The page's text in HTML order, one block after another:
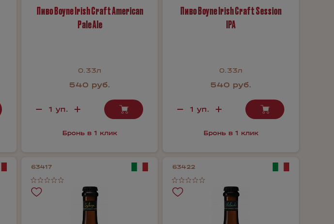
Пиво Boyne Irish Craft American
Pale Ale
0.33л
540 руб.
Бронь в 1 клик
Пиво Boyne Irish Craft Session
IPA
0.33л
540 руб.
Бронь в 1 клик
63417 63422